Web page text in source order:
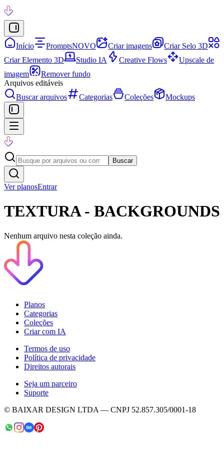
Início PromptsNOVO Criar imagens
Criar Selo 3D
Criar Elemento 3D
Studio IA Creative Flows
Upscale de
imagem
Remover fundo
Arquivos editáveis
Buscar arquivos
Categorias Coleções Mockups
Buscar
Ver planosEntrar
TEXTURA - BACKGROUNDS
Nenhum arquivo nesta coleção ainda.
Planos
Categorias
Coleções
Criar com IA
Termos de uso
Política de privacidade
Direitos autorais
Seja um parceiro
Suporte
© BAIXAR DESIGN LTDA — CNPJ 52.857.305/0001-18